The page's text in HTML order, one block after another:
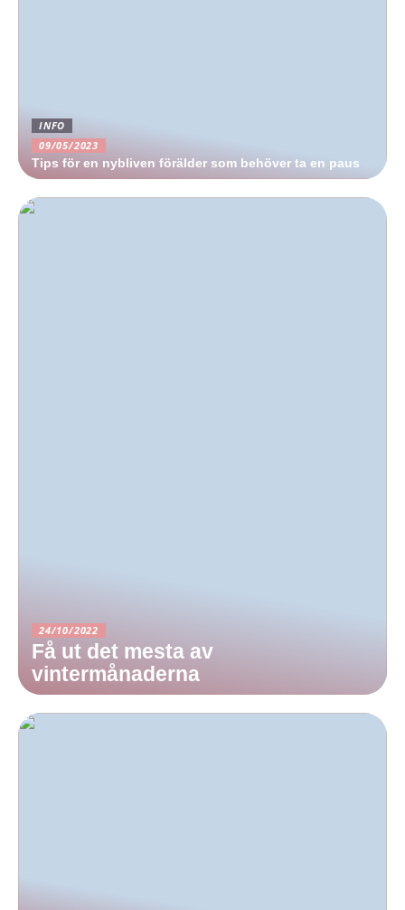
INFO
09/05/2023
Tips för en nybliven förälder som behöver ta en paus
24/10/2022
Få ut det mesta av
vintermånaderna